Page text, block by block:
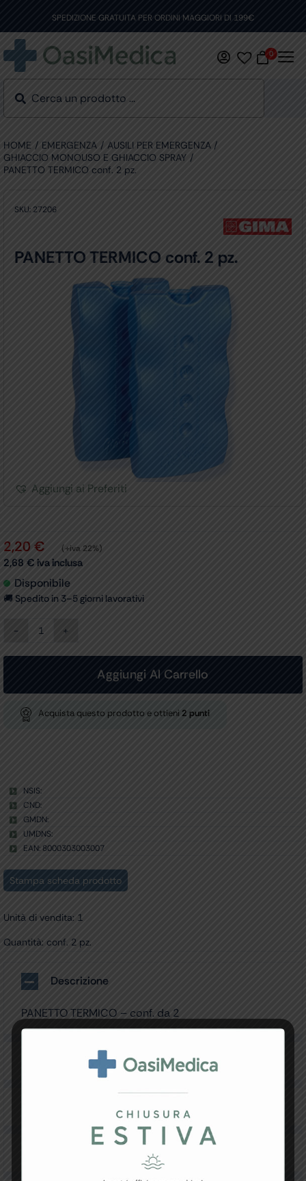
content
SPEDIZIONE GRATUITA PER ORDINI MAGGIORI DI 199€
0
HOME EMERGENZA
AUSILI PER EMERGENZA
GHIACCIO MONOUSO E GHIACCIO SPRAY
PANETTO TERMICO conf. 2 pz.
SKU: 27206
PANETTO TERMICO conf. 2 pz.
Aggiungi ai Preferiti
2,20 € (+iva 22%)
2,68 € iva inclusa
Disponibile
🚚 Spedito in 3–5 giorni lavorativi
PANETTO
conf.
quantità
Aggiungi Al Carrello
Acquista questo prodotto e ottieni 2 punti
NSIS:
CND:
GMDN:
UMDNS:
EAN: 8000303003007
Stampa scheda prodotto
Unità di vendita: 1
Quantità: conf. 2 pz.
Descrizione
PANETTO TERMICO – conf. da 2
Specifiche Tecniche